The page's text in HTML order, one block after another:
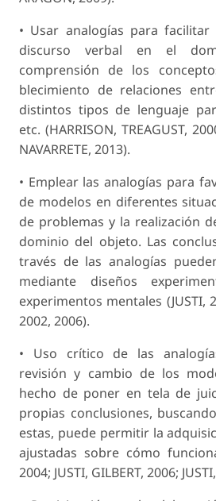
• Usar analogías para
discurso verbal en el
comprensión de los
blecimiento de relaciones
distintos tipos de lenguaje
etc. (HARRISON, TREAGUST,
NAVARRETE, 2013).
• Emplear las analogías para
de modelos en diferentes
de problemas y la realización
dominio del objeto. Las
través de las analo­gías
mediante dise­ños
experimentos mentales (JUSTI,
2002, 2006).
• Uso crítico de las
revisión y cambio de los
hecho de poner en tela de
propias conclusiones,
estas, puede permitir la
ajustadas sobre cómo
2004; JUSTI, GILBERT, 2006;